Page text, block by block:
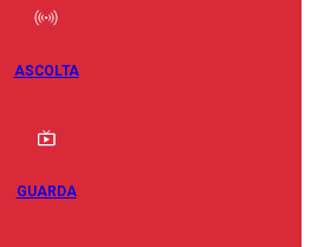
ASCOLTA
GUARDA